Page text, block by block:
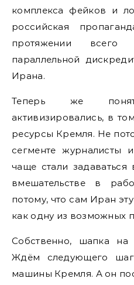
комплекса фейков и
российская
протяжении
параллельной
Ирана.
Теперь же
активизировались, в
ресурсы Кремля. Не
сегменте журналисты
чаще стали
вмешательстве в
потому, что сам Иран
как одну из возможных
Собственно, шапка
Ждём следующего
машины Кремля. А он